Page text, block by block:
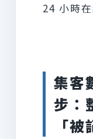
24 小時
集客
步：
「被